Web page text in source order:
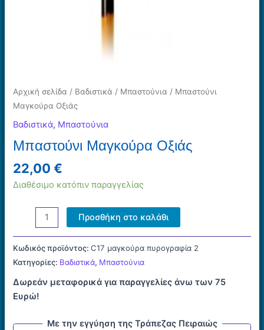
Αρχική σελίδα / Βαδιστικά / Μπαστούνια / Μπαστούνι
Μαγκούρα Οξιάς
Βαδιστικά, Μπαστούνια
Μπαστούνι Μαγκούρα Οξιάς
22,00€
Διαθέσιμο κατόπιν παραγγελίας
Μπαστούνι
Μαγκούρα
ποσότητα
Προσθήκη στο καλάθι
Κωδικός προϊόντος:C17 μαγκούρα πυρογραφία 2
Κατηγορίες: Βαδιστικά, Μπαστούνια
Δωρεάν μεταφορικά για παραγγελίες άνω των 75
Ευρώ!
Με την εγγύηση της Τράπεζας Πειραιώς